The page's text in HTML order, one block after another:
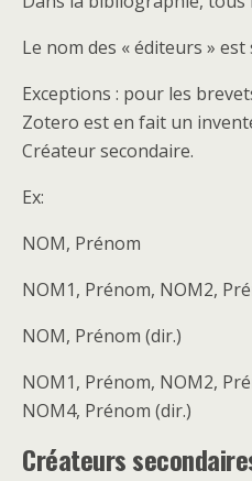
Le nom des « éditeurs »
Exceptions : pour les
Zotero est en fait un
Créateur secondaire.
Ex:
NOM, Prénom
NOM1, Prénom, NOM2,
NOM, Prénom (dir.)
NOM1, Prénom, NOM2,
NOM4, Prénom (dir.)
Créateurs